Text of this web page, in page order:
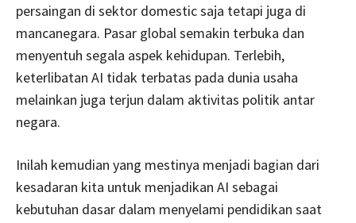
persaingan di sektor domestic saja tetapi juga di
mancanegara. Pasar global semakin terbuka dan
menyentuh segala aspek kehidupan. Terlebih,
keterlibatan AI tidak terbatas pada dunia usaha
melainkan juga terjun dalam aktivitas politik antar
negara.
Inilah kemudian yang mestinya menjadi bagian dari
kesadaran kita untuk menjadikan AI sebagai
kebutuhan dasar dalam menyelami pendidikan saat